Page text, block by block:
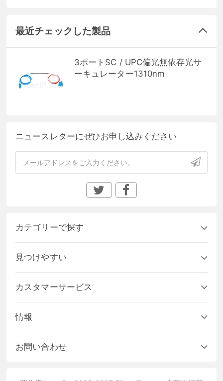
最近チェックした製品
3ポートSC / UPC偏光無依存光サ
ーキュレーター1310nm
ニュースレターにぜひお申し込みください
カテゴリーで探す
見つけやすい
カスタマーサービス
情報
お問い合わせ